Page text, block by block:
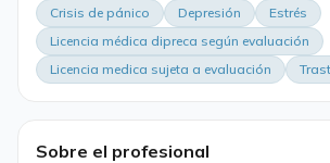
Crisis de pánico
Depresión
Estrés
Licencia médica dipreca según evaluación
Licencia medica sujeta a evaluación
Sobre el profesional